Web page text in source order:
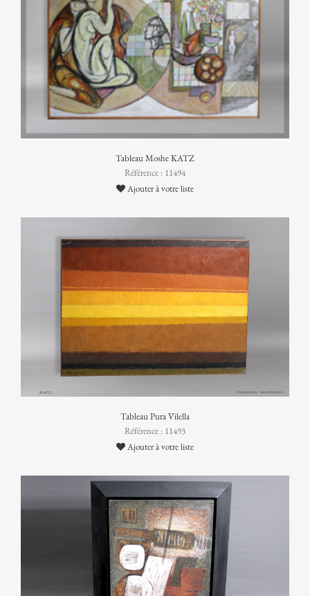
Tableau Moshe KATZ
Référence : 11494
Ajouter à votre liste
Tableau Pura Vilella
Référence : 11493
Ajouter à votre liste